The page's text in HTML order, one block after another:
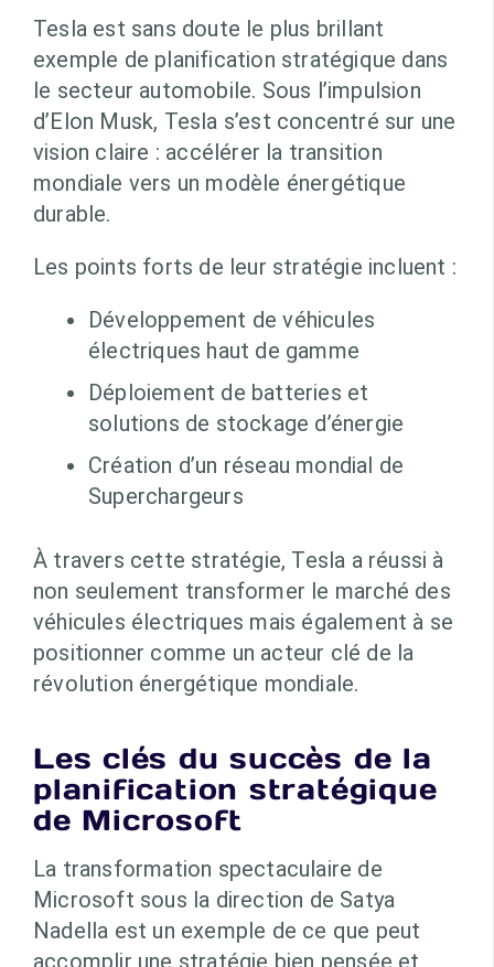
Tesla est sans doute le plus brillant
exemple de planification stratégique dans
le secteur automobile. Sous l’impulsion
d’Elon Musk, Tesla s’est concentré sur une
vision claire : accélérer la transition
mondiale vers un modèle énergétique
durable.
Les points forts de leur stratégie incluent :
Développement de véhicules
électriques haut de gamme
Déploiement de batteries et
solutions de stockage d’énergie
Création d’un réseau mondial de
Superchargeurs
À travers cette stratégie, Tesla a réussi à
non seulement transformer le marché des
véhicules électriques mais également à se
positionner comme un acteur clé de la
révolution énergétique mondiale.
Les clés du succès de la
planification stratégique
de Microsoft
La transformation spectaculaire de
Microsoft sous la direction de Satya
Nadella est un exemple de ce que peut